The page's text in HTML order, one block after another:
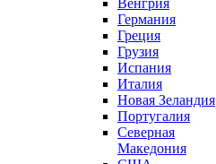
Венгрия
Германия
Греция
Грузия
Испания
Италия
Новая Зеландия
Португалия
Северная
Македония